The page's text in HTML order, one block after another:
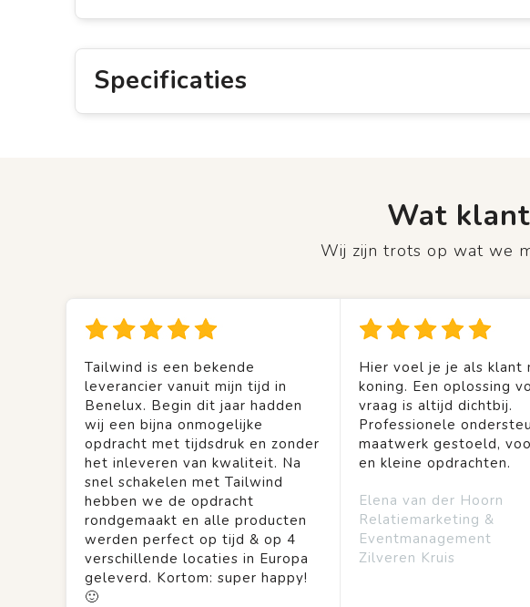
Specificaties
Wat
Wij zijn trots op wat we
Tailwind is een bekende
leverancier vanuit mijn tijd in
Benelux. Begin dit jaar hadden
wij een bijna onmogelijke
opdracht met tijdsdruk en zonder
het inleveren van kwaliteit. Na
snel schakelen met Tailwind
hebben we de opdracht
rondgemaakt en alle producten
werden perfect op tijd & op 4
verschillende locaties in Europa
geleverd. Kortom: super happy!
🙂
Hier voel je je als klant
koning. Een oplossing
vraag is altijd dichtbij.
Professionele
maatwerk gestoeld,
en kleine opdrachten.
Elena van der Hoorn
Relatiemarketing &
Eventmanagement
Zilveren Kruis